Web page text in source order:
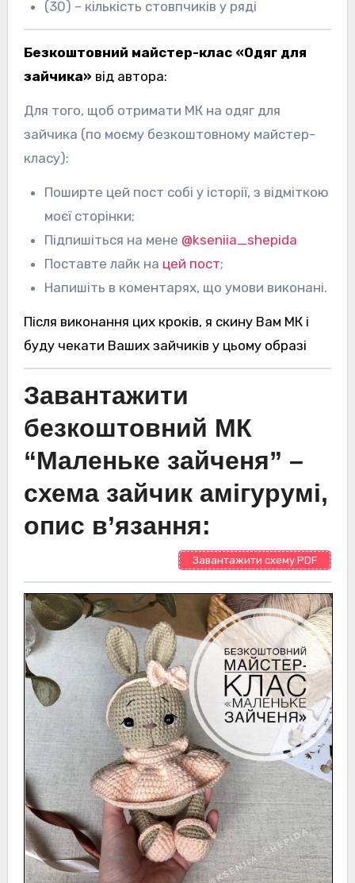
(30) – кількість стовпчиків у ряді
Безкоштовний майстер-клас «Одяг для
зайчика» від автора:
Для того, щоб отримати МК на одяг для
зайчика (по моєму безкоштовному майстер-
класу):
Поширте цей пост собі у історії, з відміткою
моєї сторінки;
Підпишіться на мене @kseniia_shepida
Поставте лайк на цей пост;
Напишіть в коментарях, що умови виконані.
Після виконання цих кроків, я скину Вам МК і
буду чекати Ваших зайчиків у цьому образі
Завантажити
безкоштовний МК
“Маленьке зайченя” –
схема зайчик амігурумі,
опис в’язання:
Завантажити схему PDF